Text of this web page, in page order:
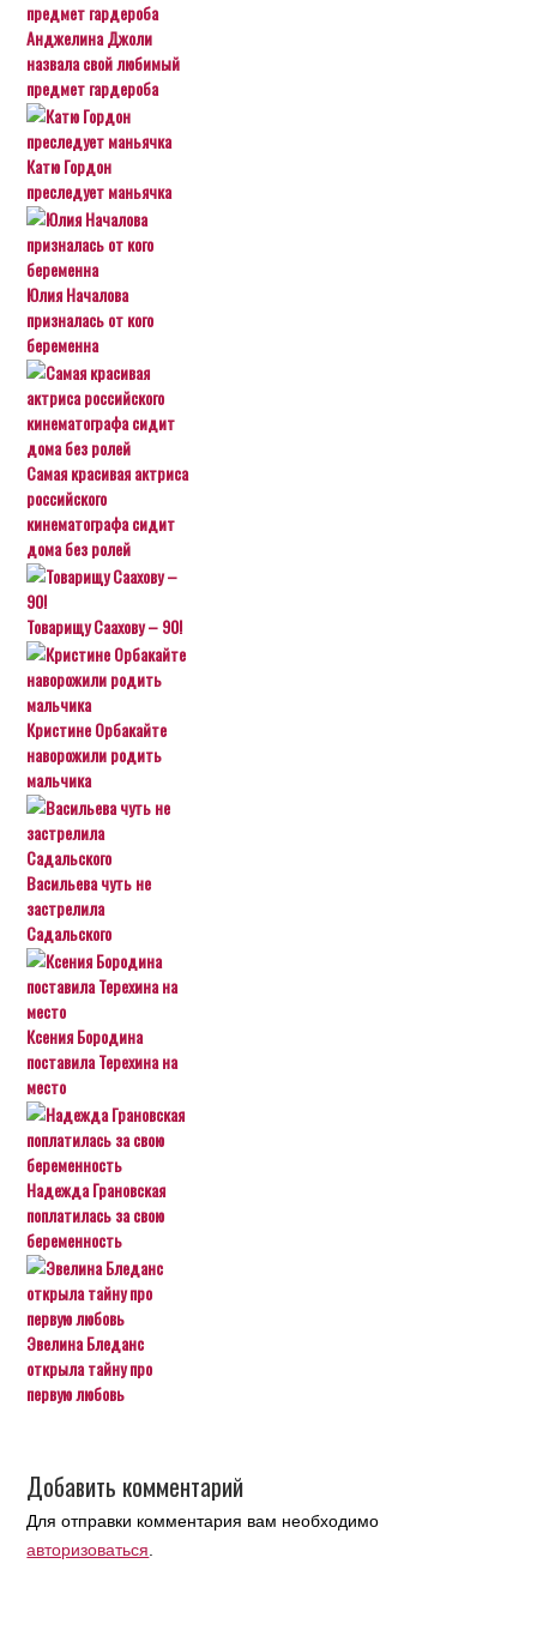
Анджелина Джоли
назвала свой любимый
предмет гардероба
Катю Гордон
преследует маньячка
Юлия Началова
призналась от кого
беременна
Самая красивая актриса
российского
кинематографа сидит
дома без ролей
Товарищу Саахову – 90!
Кристине Орбакайте
наворожили родить
мальчика
Васильева чуть не
застрелила
Садальского
Ксения Бородина
поставила Терехина на
место
Надежда Грановская
поплатилась за свою
беременность
Эвелина Бледанс
открыла тайну про
первую любовь
Добавить комментарий
Для отправки комментария вам необходимо
авторизоваться